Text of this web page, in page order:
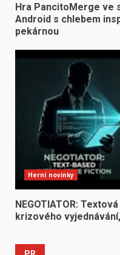
Hra PancitoMerge ve
Android s chlebem
pekárnou
Herní novinky
NEGOTIATOR:
krizového